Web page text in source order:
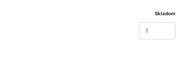
Skladom